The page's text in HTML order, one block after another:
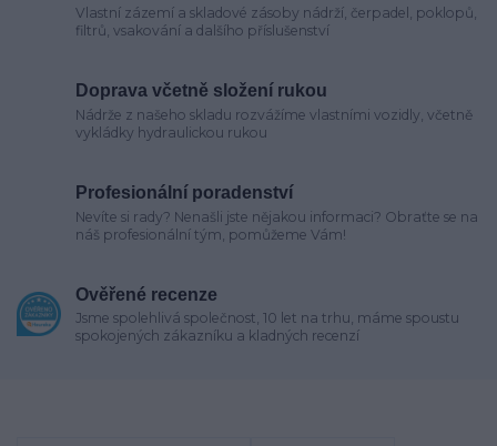
Vlastní zázemí a skladové zásoby nádrží, čerpadel, poklopů,
filtrů, vsakování a dalšího příslušenství
Doprava včetně složení rukou
Nádrže z našeho skladu rozvážíme vlastními vozidly, včetně
vykládky hydraulickou rukou
Profesionální poradenství
Nevíte si rady? Nenašli jste nějakou informaci? Obraťte se na
náš profesionální tým, pomůžeme Vám!
Ověřené recenze
Jsme spolehlivá společnost, 10 let na trhu, máme spoustu
spokojených zákazníku a kladných recenzí